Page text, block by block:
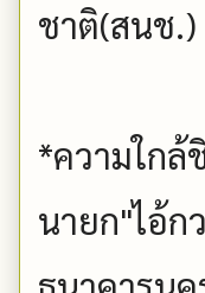
ชาติ(สนช.)
*ความใกล้
นายก"ไอ้ก